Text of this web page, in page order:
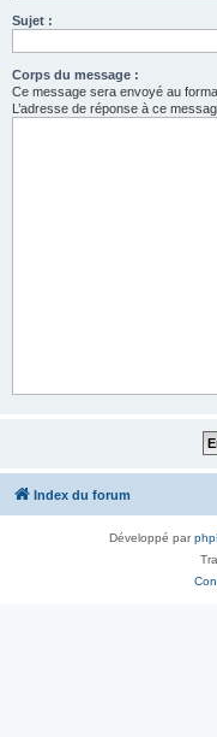
Sujet :
Corps du message :
Ce message sera envoyé au
L’adresse de réponse à ce
Index du forum
Développé par